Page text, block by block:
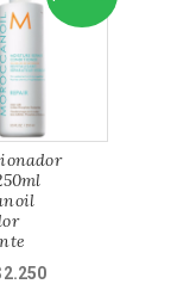
2.250El